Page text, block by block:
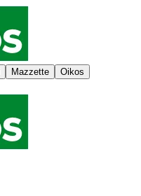
Mazzette Oikos